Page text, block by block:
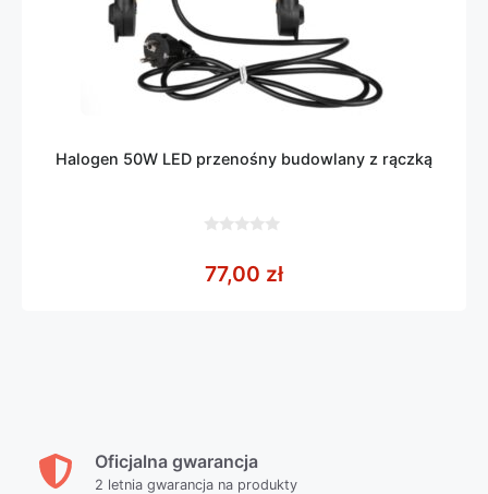
Halogen 50W LED przenośny budowlany z rączką
5
77,00 zł
Oficjalna gwarancja
2 letnia gwarancja na produkty